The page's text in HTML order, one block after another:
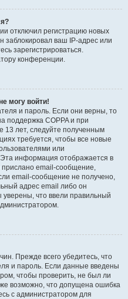
отключил регистрацию новых
заблокировал ваш IP-адрес или
зарегистрироваться.
конференции.
могу войти!
и пароль. Если они верны, то
поддержка COPPA и при
13 лет, следуйте полученным
требуется, чтобы все новые
или
информация отображается в
прислано email-сообщение,
email-сообщение не получено,
адрес email либо он
что ввели правильный
Прежде всего убедитесь, что
и пароль. Если данные введены
чтобы проверить, не был ли
возможно, что допущена ошибка
с администратором для